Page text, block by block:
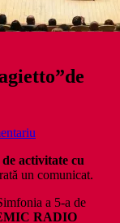
activitate cu
un comunicat.
a 5-a de
RADIO